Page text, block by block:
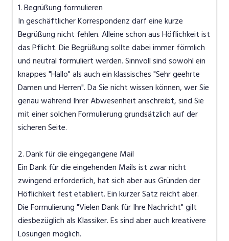
1. Begrüßung formulieren
In geschäftlicher Korrespondenz darf eine kurze
Begrüßung nicht fehlen. Alleine schon aus Höflichkeit ist
das Pflicht. Die Begrüßung sollte dabei immer förmlich
und neutral formuliert werden. Sinnvoll sind sowohl ein
knappes "Hallo" als auch ein klassisches "Sehr geehrte
Damen und Herren". Da Sie nicht wissen können, wer Sie
genau während Ihrer Abwesenheit anschreibt, sind Sie
mit einer solchen Formulierung grundsätzlich auf der
sicheren Seite.
2. Dank für die eingegangene Mail
Ein Dank für die eingehenden Mails ist zwar nicht
zwingend erforderlich, hat sich aber aus Gründen der
Höflichkeit fest etabliert. Ein kurzer Satz reicht aber.
Die Formulierung "Vielen Dank für Ihre Nachricht" gilt
diesbezüglich als Klassiker. Es sind aber auch kreativere
Lösungen möglich.